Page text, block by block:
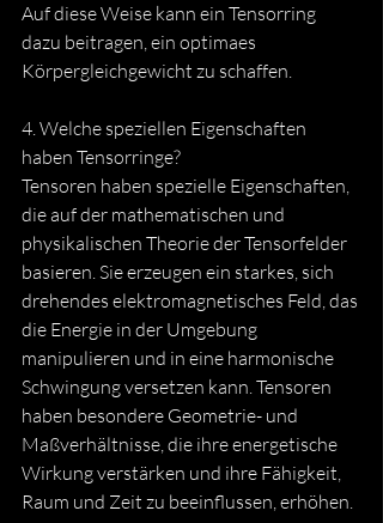
Auf diese Weise kann ein Tensorring
dazu beitragen, ein optimaes
Körpergleichgewicht zu schaffen.
4. Welche speziellen Eigenschaften
haben Tensorringe?
Tensoren haben spezielle Eigenschaften,
die auf der mathematischen und
physikalischen Theorie der Tensorfelder
basieren. Sie erzeugen ein starkes, sich
drehendes elektromagnetisches Feld, das
die Energie in der Umgebung
manipulieren und in eine harmonische
Schwingung versetzen kann. Tensoren
haben besondere Geometrie- und
Maßverhältnisse, die ihre energetische
Wirkung verstärken und ihre Fähigkeit,
Raum und Zeit zu beeinflussen, erhöhen.